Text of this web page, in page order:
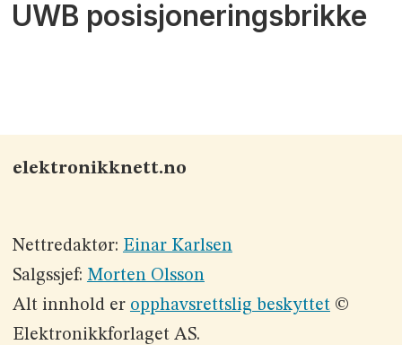
UWB posisjoneringsbrikke
elektronikknett.no
Nettredaktør: Einar Karlsen
Salgssjef: Morten Olsson
Alt innhold er opphavsrettslig beskyttet©
Elektronikkforlaget AS.